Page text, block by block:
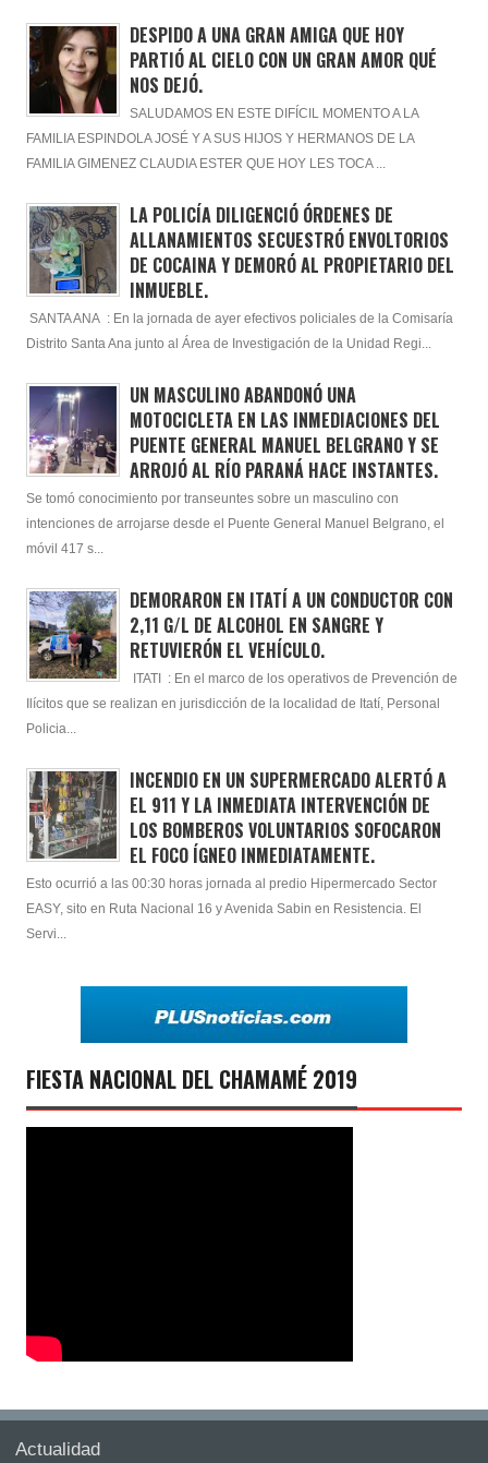
DESPIDO A UNA GRAN AMIGA QUE HOY
PARTIÓ AL CIELO CON UN GRAN AMOR QUÉ
NOS DEJÓ.
SALUDAMOS EN ESTE DIFÍCIL MOMENTO A LA
FAMILIA ESPINDOLA JOSÉ Y A SUS HIJOS Y HERMANOS DE LA
FAMILIA GIMENEZ CLAUDIA ESTER QUE HOY LES TOCA ...
LA POLICÍA DILIGENCIÓ ÓRDENES DE
ALLANAMIENTOS SECUESTRÓ ENVOLTORIOS
DE COCAINA Y DEMORÓ AL PROPIETARIO DEL
INMUEBLE.
SANTA ANA : En la jornada de ayer efectivos policiales de la Comisaría
Distrito Santa Ana junto al Área de Investigación de la Unidad Regi...
UN MASCULINO ABANDONÓ UNA
MOTOCICLETA EN LAS INMEDIACIONES DEL
PUENTE GENERAL MANUEL BELGRANO Y SE
ARROJÓ AL RÍO PARANÁ HACE INSTANTES.
Se tomó conocimiento por transeuntes sobre un masculino con
intenciones de arrojarse desde el Puente General Manuel Belgrano, el
móvil 417 s...
DEMORARON EN ITATÍ A UN CONDUCTOR CON
2,11 G/L DE ALCOHOL EN SANGRE Y
RETUVIERÓN EL VEHÍCULO.
ITATI : En el marco de los operativos de Prevención de
Ilícitos que se realizan en jurisdicción de la localidad de Itatí, Personal
Policia...
INCENDIO EN UN SUPERMERCADO ALERTÓ A
EL 911 Y LA INMEDIATA INTERVENCIÓN DE
LOS BOMBEROS VOLUNTARIOS SOFOCARON
EL FOCO ÍGNEO INMEDIATAMENTE.
Esto ocurrió a las 00:30 horas jornada al predio Hipermercado Sector
EASY, sito en Ruta Nacional 16 y Avenida Sabin en Resistencia. El
Servi...
FIESTA NACIONAL DEL CHAMAMÉ 2019
Actualidad